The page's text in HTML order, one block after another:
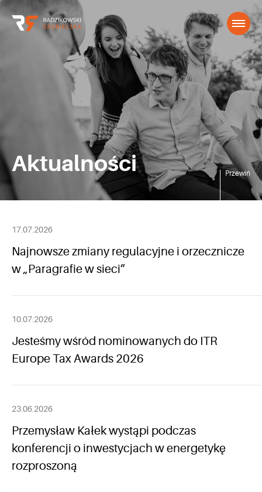
Aktualności Przewiń
17.07.2026
Najnowsze zmiany regulacyjne i orzecznicze
w „Paragrafie w sieci”
10.07.2026
Jesteśmy wśród nominowanych do ITR
Europe Tax Awards 2026
23.06.2026
Przemysław Kałek wystąpi podczas
konferencji o inwestycjach w energetykę
rozproszoną